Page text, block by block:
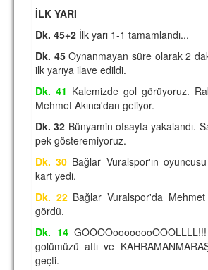
İLK YARI
Dk. 45+2 İlk yarı 1-1 tamamlandı...
Dk. 45Oynanmayan süre olarak 2
ilk yarıya ilave edildi.
Dk. 41 Kalemizde gol görüyoruz.
Mehmet Akıncı'dan geliyor.
Dk. 32 Bünyamin ofsayta yakalandı.
pek gösteremiyoruz.
Dk. 30 Bağlar Vuralspor'ın
kart yedi.
Dk. 22Bağlar Vuralspor'da Mehmet
gördü.
Dk. 14
golümüzü attı ve
geçti.